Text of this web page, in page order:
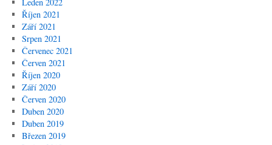
Říjen 2021
Září 2021
Srpen 2021
Červenec 2021
Červen 2021
Říjen 2020
Září 2020
Červen 2020
Duben 2020
Duben 2019
Březen 2019